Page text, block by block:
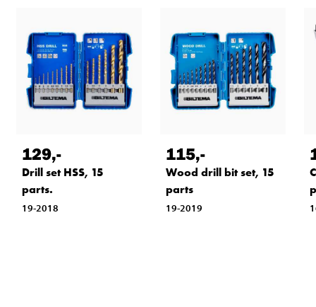
129,-
Drill set HSS, 15
parts.
19-2018
115,-
Wood drill bit set, 15
parts
19-2019